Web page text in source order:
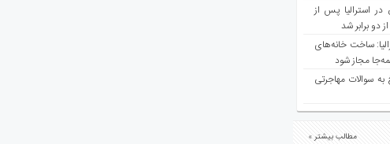
استرالیا پس از
دو برابر شد
ساخت خانه‌های
مجاز شود
سوالات مهاجرتی
مطالب بیشتر »